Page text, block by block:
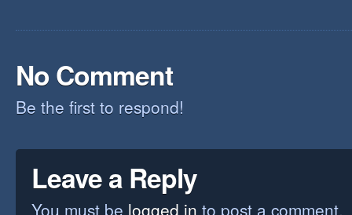
No Comment
Be the first to respond!
Leave a Reply
You must be logged in to post a comment.